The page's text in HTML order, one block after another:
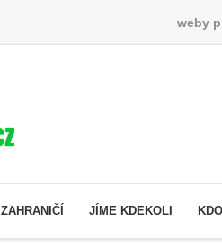
weby
ZAHRANIČÍ JÍME KDEKOLI